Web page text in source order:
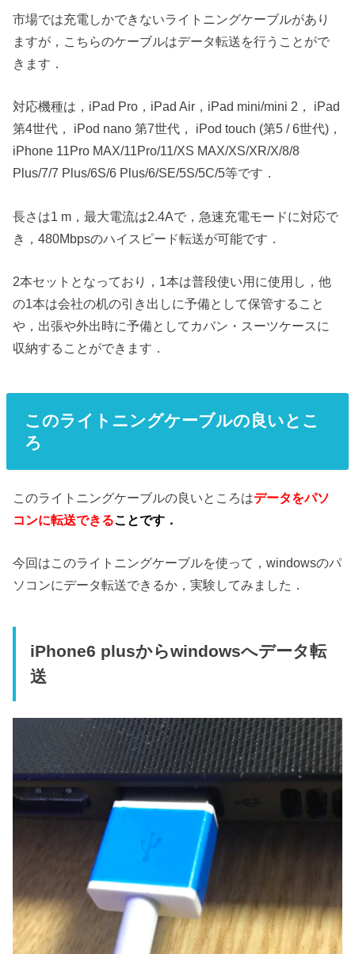
市場では充電しかできないライトニングケーブルがあり
ますが，こちらのケーブルはデータ転送を行うことがで
きます．
対応機種は，iPad Pro，iPad Air，iPad mini/mini 2， iPad
第4世代， iPod nano 第7世代， iPod touch (第5 / 6世代)，
iPhone 11Pro MAX/11Pro/11/XS MAX/XS/XR/X/8/8
Plus/7/7 Plus/6S/6 Plus/6/SE/5S/5C/5等です．
長さは1 m，最大電流は2.4Aで，急速充電モードに対応で
き，480Mbpsのハイスピード転送が可能です．
2本セットとなっており，1本は普段使い用に使用し，他
の1本は会社の机の引き出しに予備として保管すること
や，出張や外出時に予備としてカバン・スーツケースに
収納することができます．
このライトニングケーブルの良いとこ
ろ
このライトニングケーブルの良いところはデータをパソ
コンに転送できることです．
今回はこのライトニングケーブルを使って，windowsのパ
ソコンにデータ転送できるか，実験してみました．
iPhone6 plusからwindowsへデータ転
送